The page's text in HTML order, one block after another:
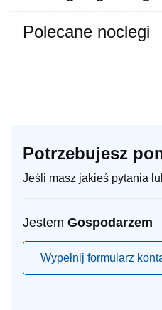
Noclegi wg
Potrzebujesz
Jeśli masz jakieś pytania
JestemGospodarzem
Wypełnij formularz